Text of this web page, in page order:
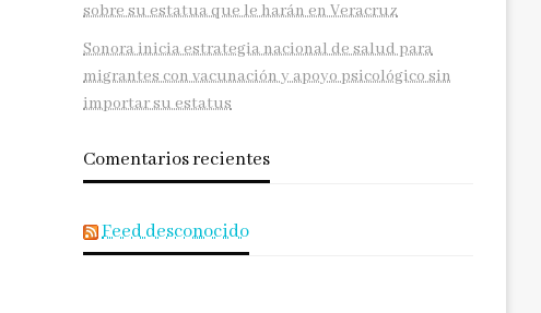
sobre su estatua que le harán en Veracruz
Sonora inicia estrategia nacional de salud para
migrantes con vacunación y apoyo psicológico sin
importar su estatus
Comentarios recientes
Feed desconocido